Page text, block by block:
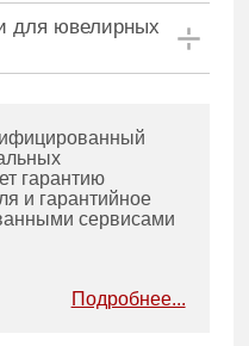
для ювелирных
гарантию
и гарантийное
сервисами
Подробнее...